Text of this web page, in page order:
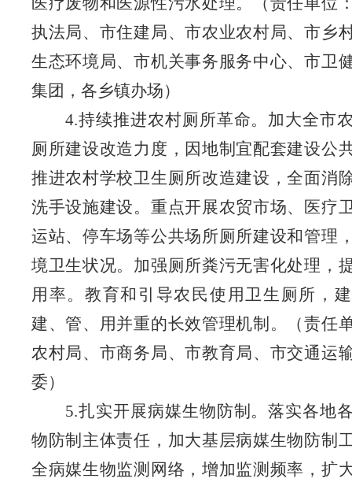
执法局、市住建局、市农业农村局、市乡
生态环境局、市机关事务服务中心、市卫
集团 ， 各乡镇办场）
4.持续推进农村厕所革命。加大全市
厕所建设改造力度，因地制宜配套建设公
推进农村学校卫生厕所改造建设，全面消
洗手设施建设。重点开展农贸市场、医疗
运站、停车场等公共场所厕所建设和管理
境卫生状况。加强厕所粪污无害化处理，
用率。教育和引导农民使用卫生厕所，
建、管、用并重的长效管理机制。
（责任
农村局、市商务局、市教育局、市交通运
委）
5.扎实开展病媒生物防制。落实各地
物防制主体责任，加大基层病媒生物防制
全病媒生物监测网络，增加监测频率，扩